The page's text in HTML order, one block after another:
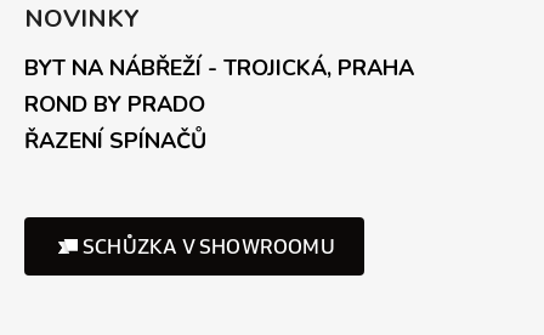
NOVINKY
BYT NA NÁBŘEŽÍ - TROJICKÁ, PRAHA
ROND BY PRADO
ŘAZENÍ SPÍNAČŮ
SCHŮZKA V SHOWROOMU